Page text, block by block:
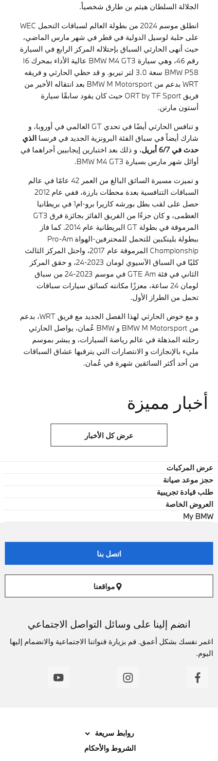
الجلالة السلطان هيثم بن طارق شخصياً.
انطلق موسم 2024 من بطولة العالم لسباقات التحمل WEC
على حلبة لوسيل الدولية في قطر في شهر مارس الماضي،
حيث أنهى الحارثي السباق بإحتلاله المركز الرابع في السيارة
رقم 46، وهي سيارة BMW M4 GT3 عالية الأداء بمحرك I6
BMW P58 سعة 3.0 لتر تيربو. و قد حظي الحارثي و فريقه
WRT بدعم من BMW M Motorsport بعد انتقاله الأخير من
فريق ORT by TF Sport حيث كان يقود سابقًا سيارة
أستون مارتن.
و تنافس الحارثي أيضًا في تحدي GT العالمي في أوروبا، و
شارك أيضاً في سباق الفئة البرونزية الجديد في فرنسا الذي
حدث في 6/7 أبريل
، و ذلك بعد اختبارين إيجابيين أجراهما في
أوائل شهر مارس بسيارة BMW M4 GT3.
و تميزت مسيرة السائق البالغ من العمر 42 عامًا في عالم
السباقات التنافسية بعدة محطات بارزة، ففي عام 2012
حصل على لقب بطل بورشه كاريرا برو-ام1 في بريطانيا
العظمى، و كان جزءًا من الفريق الفائز بجائزة فرق GT3
المرموقة في بطولة GT البريطانية عام 2014. كما فاز
ببطولة بلينكبين للتحمل للمحترفين-الهواة Pro-Am
Championship المرموقة عام 2017، واحتل المركز الثالث
كليًا في السباق الآسيوي لومان 2023-24، و حقق المركز
الثاني في فئة GTE Am في موسم 2023-24 من سباق
لومان 24 ساعة، معززًا مكانته كسائق سيارات سباقات
تحمل من الطراز الأول.
و مع خوض الحارثي لهذا الفصل الجديد مع فريق WRT، بدعم
من BMW M Motorsport و BMW عُمان، يواصل الحارثي
رحلته المذهلة في عالم رياضة السيارات، و يبشر بموسم
مليء بالإنجازات و الانتصارات التي يترقبها عشاق السباقات
من أحد أكثر السائقين شهرة في عُمان.
أخبار مميزة
عرض كل الأخبار
عرض المركبات
حجز موعد صيانة
طلب قيادة تجريبية
العروض الخاصة
My BMW
اتصل بنا
مواقعنا
انضم إلينا على وسائل التواصل الاجتماعي
اغمر نفسك بشكل أعمق. قم بزيارة قنواتنا الاجتماعية والانضمام إليها
اليوم.
روابط سريعة
الشروط والأحكام